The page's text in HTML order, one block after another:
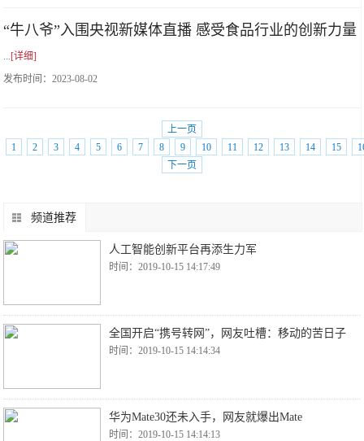
“牛八爷”入围央视新媒体直播 感受食品行业的创新力量
...[详细]
发布时间：2023-08-02
上一页
1
2 3 4 5 6 7 8 9 10 11 12 13 14 15
下一页
频道推荐
人工智能创新平台再添生力军
时间：2019-10-15 14:17:49
全国开启“携号转网”，网友吐槽：移动的苦日子
时间：2019-10-15 14:14:34
华为Mate30还未入手，网友就爆出Mate
时间：2019-10-15 14:14:13